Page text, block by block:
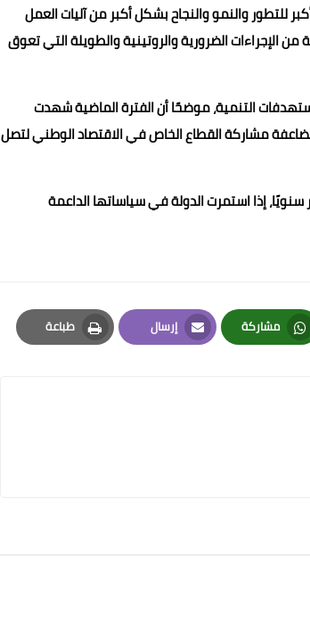
والنمو والنجاح بشكل أكبر من آليات العمل
الإجراءات الضرورية والروتينية والطويلة التي تعوق
التنمية، موضحًا أن الفترة الماضية شهدت
مضاعفة مشاركة القطاع الخاص في الاقتصاد الوطني لتصل
الأجنبية المباشرة يمكن أن تتضاعف لتصل إلى 15 مليار دولار سنويًا، إذا استمرت الدولة في سياساتها الداعمة
مشاركة
Whatsapp
إرسال
Email
طباعة
Print